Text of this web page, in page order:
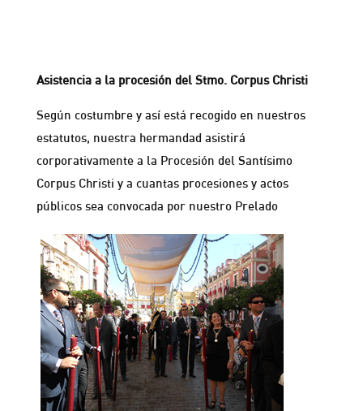
Asistencia a la procesión del Stmo. Corpus Christi
Según costumbre y así está recogido en nuestros
estatutos, nuestra hermandad asistirá
corporativamente a la Procesión del Santísimo
Corpus Christi y a cuantas procesiones y actos
públicos sea convocada por nuestro Prelado